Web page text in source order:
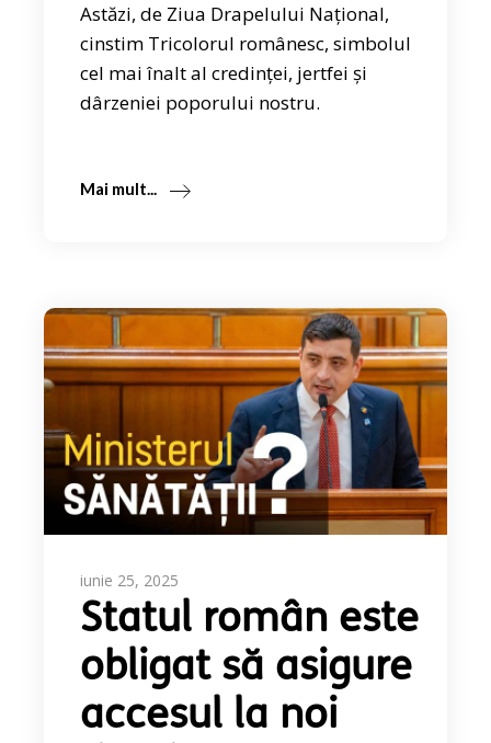
Astăzi, de Ziua Drapelului Național,
cinstim Tricolorul românesc, simbolul
cel mai înalt al credinței, jertfei și
dârzeniei poporului nostru.
Mai mult...
iunie 25, 2025
Statul român este
obligat să asigure
accesul la noi